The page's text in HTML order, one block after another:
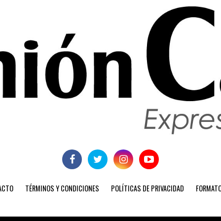
TÉRMINOS Y CONDICIONES POLÍTICAS DE PRIVACIDAD